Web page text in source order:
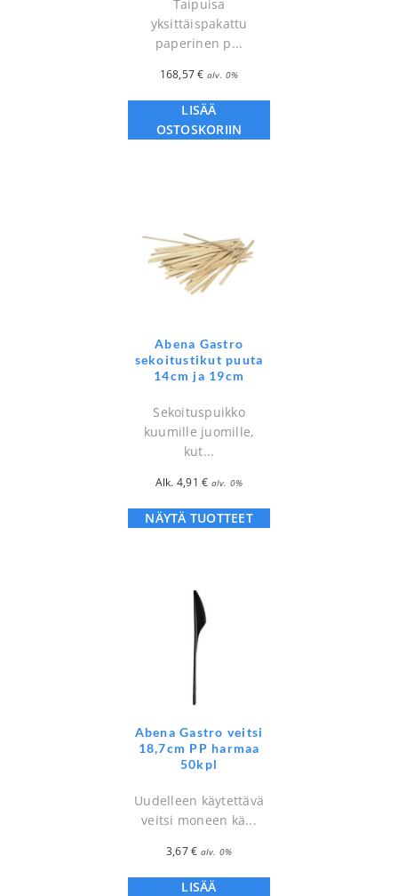
Taipuisa
yksittäispakattu
paperinen p...
168,57€ alv. 0%
LISÄÄ
OSTOSKORIIN
Abena Gastro
sekoitustikut puuta
14cm ja 19cm
Sekoituspuikko
kuumille juomille,
kut...
Alk. 4,91€ alv. 0%
NÄYTÄ TUOTTEET
Abena Gastro veitsi
18,7cm PP harmaa
50kpl
Uudelleen käytettävä
veitsi moneen kä...
3,67€ alv. 0%
LISÄÄ